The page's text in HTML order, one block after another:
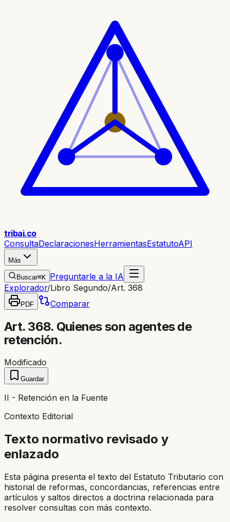
tribai.co
ConsultaDeclaracionesHerramientasEstatutoAPI
Más
Buscar⌘K Preguntarle a la IA
Explorador/Libro Segundo/Art. 368
PDF Comparar
Art. 368. Quienes son agentes de
retención.
Modificado
Guardar
II - Retención en la Fuente
Contexto Editorial
Texto normativo revisado y
enlazado
Esta página presenta el texto del Estatuto Tributario con
historial de reformas, concordancias, referencias entre
artículos y saltos directos a doctrina relacionada para
resolver consultas con más contexto.